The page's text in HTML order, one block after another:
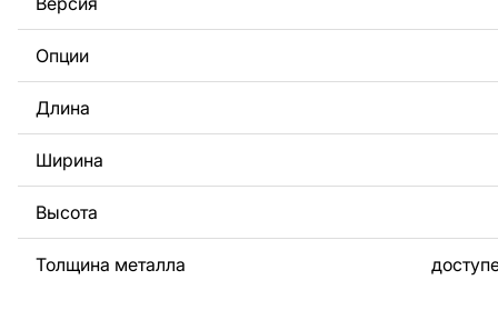
За дополнительную плату мы можем добавить любой
логотип вашей компании или внести другие изменения
Если вам нужно, чтобы мы выполнили
металла для вас, пожалуйста, свяжитесь с нами.
Если у вас остались вопросы или вам нужна помощь,
любое время, мы всегда готовы помочь.
Опции
Длина
Ширина
Высота
Толщина металла